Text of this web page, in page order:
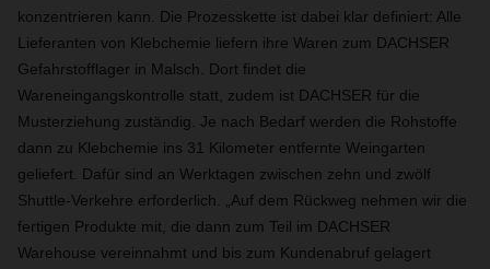
konzentrieren kann. Die Prozesskette ist dabei klar definiert: Alle
Lieferanten von Klebchemie liefern ihre Waren zum DACHSER
Gefahrstofflager in Malsch. Dort findet die
Wareneingangskontrolle statt, zudem ist DACHSER für die
Musterziehung zuständig. Je nach Bedarf werden die Rohstoffe
dann zu Klebchemie ins 31 Kilometer entfernte Weingarten
geliefert. Dafür sind an Werktagen zwischen zehn und zwölf
Shuttle-Verkehre erforderlich. „Auf dem Rückweg nehmen wir die
fertigen Produkte mit, die dann zum Teil im DACHSER
Warehouse vereinnahmt und bis zum Kundenabruf gelagert